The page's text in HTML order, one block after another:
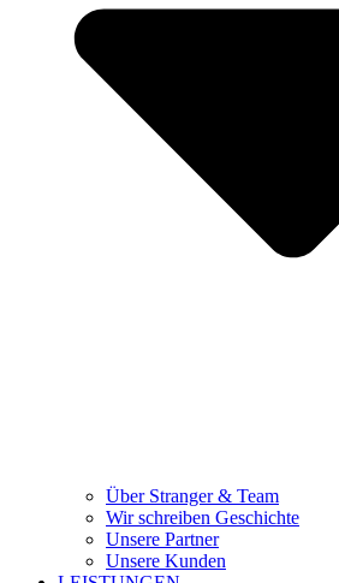
Über Stranger & Team
Wir schreiben Geschichte
Unsere Partner
Unsere Kunden